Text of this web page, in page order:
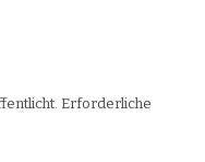
Erforderliche